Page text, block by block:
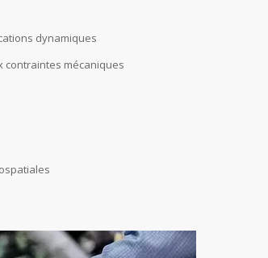
dynamiques
contraintes mécaniques